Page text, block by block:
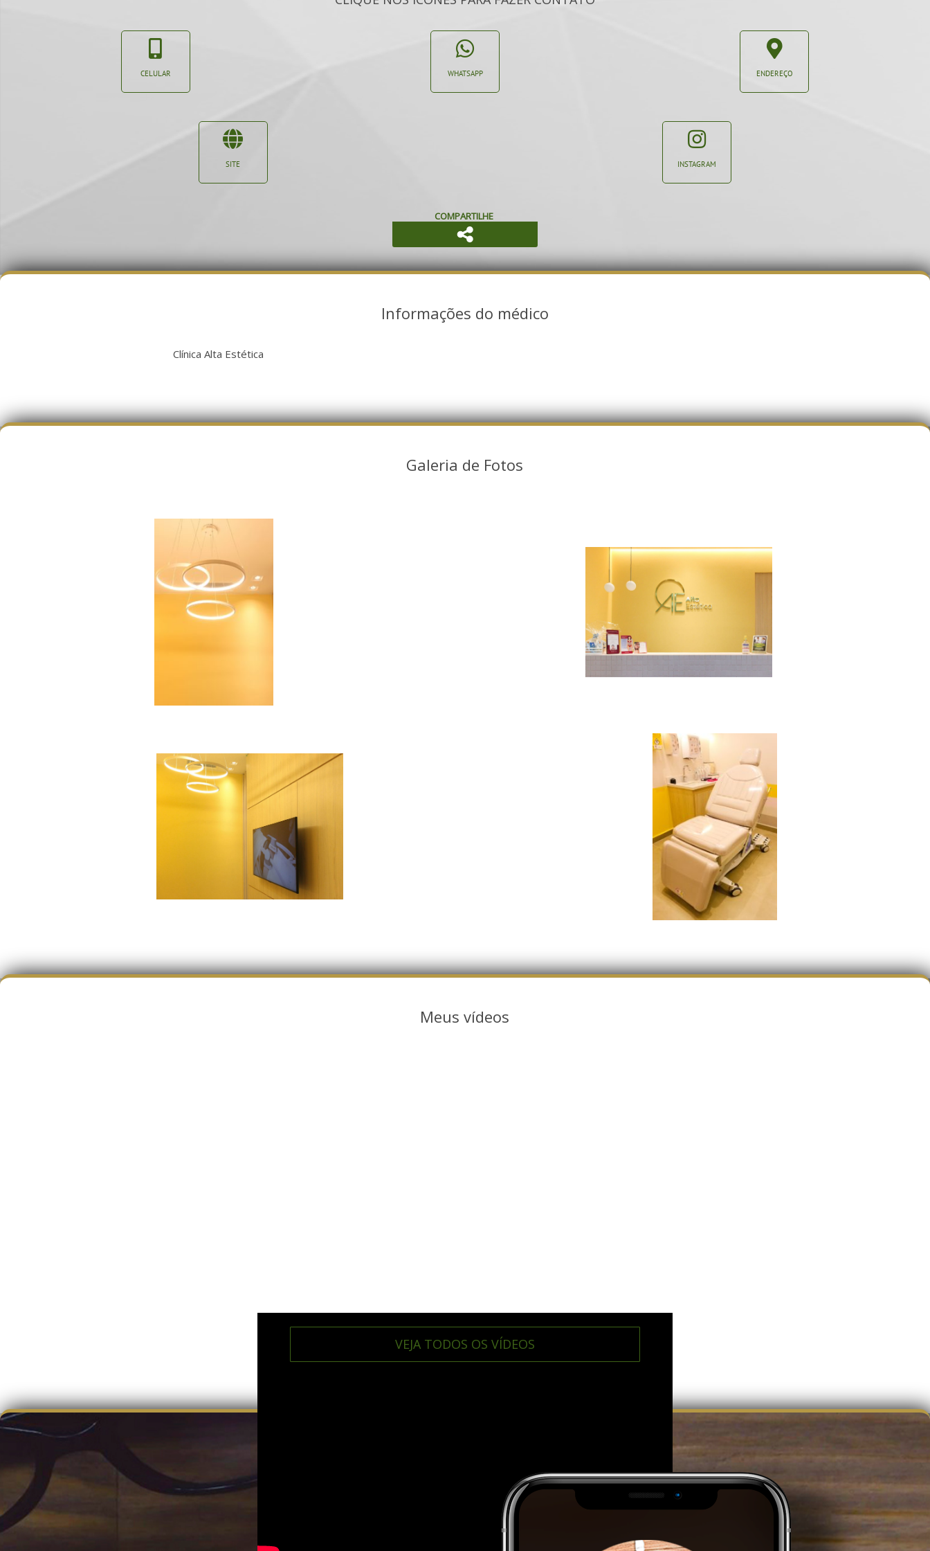
CELULAR WHATSAPP ENDEREÇO
SITE INSTAGRAM
COMPARTILHE
Informações do médico
Clínica Alta Estética
Galeria de Fotos
Meus vídeos
VEJA TODOS OS VÍDEOS